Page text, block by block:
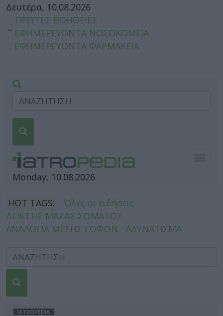
Δευτέρα, 10.08.2026
ΠΡΩΤΕΣ ΒΟΗΘΕΙΕΣ
ΕΦΗΜΕΡΕΥΟΝΤΑ ΝΟΣΟΚΟΜΕΙΑ
ΕΦΗΜΕΡΕΥΟΝΤΑ ΦΑΡΜΑΚΕΙΑ
Monday, 10.08.2026
HOT TAGS:
Όλες οι ειδήσεις
ΔΕΙΚΤΗΣ ΜΑΖΑΣ ΣΩΜΑΤΟΣ
ΑΝΑΛΟΓΙΑ ΜΕΣΗΣ ΓΟΦΩΝ
ΑΔΥΝΑΤΙΣΜΑ
IATROPEDIA